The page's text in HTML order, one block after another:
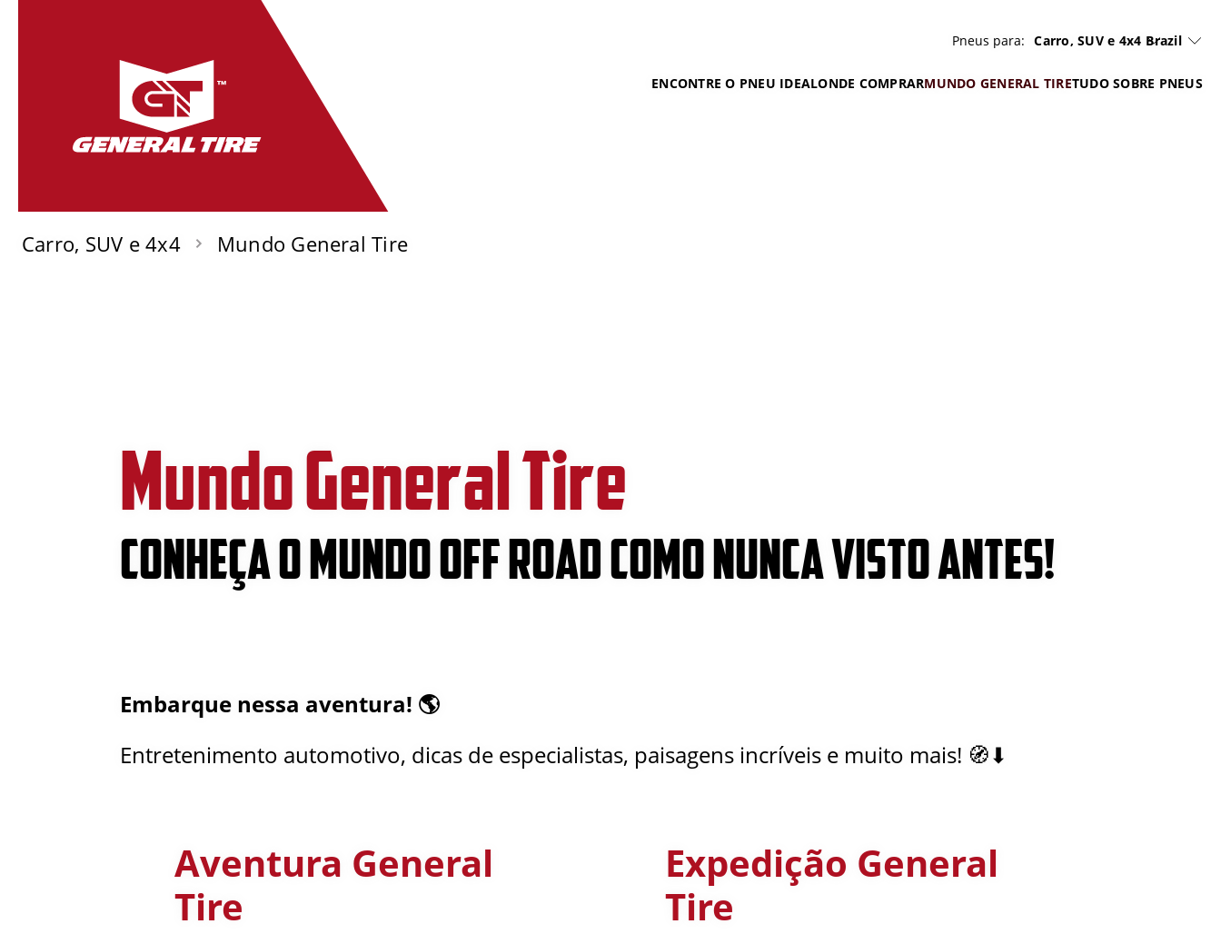
Pneus para: Carro, SUV e 4x4 Brazil
ENCONTRE O PNEU IDEALONDE COMPRARMUNDO GENERAL TIRETUDO SOBRE PNEUS
Carro, SUV e 4x4 Mundo General Tire
Mundo General Tire
CONHEÇA O MUNDO OFF ROAD COMO NUNCA VISTO ANTES!
Embarque nessa aventura! 🌎
Entretenimento automotivo, dicas de especialistas, paisagens incríveis e muito mais! 🧭⬇
Aventura General
Tire
Expedição General
Tire